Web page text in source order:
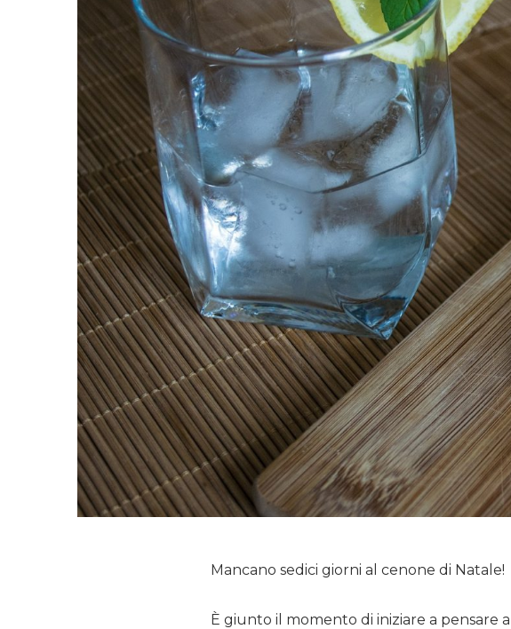
cucina dove
Mancano sedici giorni al cenone di Natale!
È giunto il momento di iniziare a pensare al